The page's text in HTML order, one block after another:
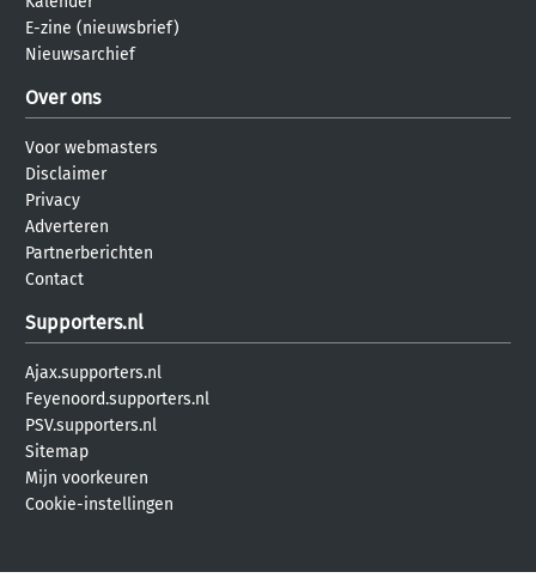
E-zine (nieuwsbrief)
Nieuwsarchief
Over ons
Voor webmasters
Disclaimer
Privacy
Adverteren
Partnerberichten
Contact
Supporters.nl
Ajax.supporters.nl
Feyenoord.supporters.nl
PSV.supporters.nl
Sitemap
Mijn voorkeuren
Cookie-instellingen